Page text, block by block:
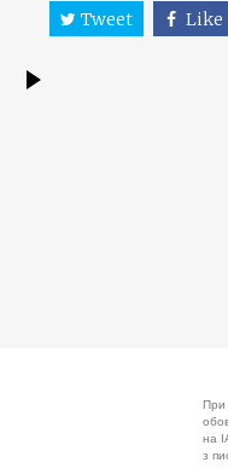
Tweet Like
При
на
з